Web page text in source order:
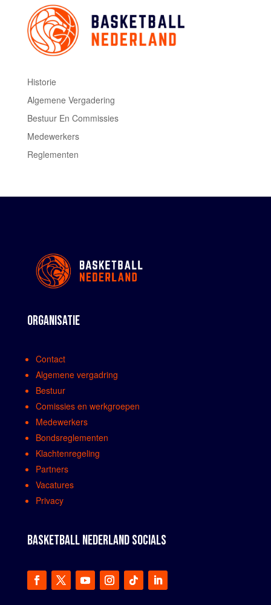
Historie
Algemene Vergadering
Bestuur En Commissies
Medewerkers
Reglementen
ORGANISATIE
Contact
Algemene vergadring
Bestuur
Comissies en werkgroepen
Medewerkers
Bondsreglementen
Klachtenregeling
Partners
Vacatures
Privacy
BASKETBALL NEDERLAND SOCIALS